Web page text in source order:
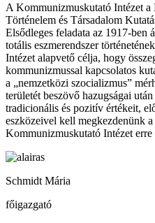
A Kommunizmuskutató Intézet a
Történelem és Társadalom
Elsődleges feladata az 1917-ben
totális eszmerendszer
Intézet alapvető célja, hogy
kommunizmussal kapcsolatos
a „nemzetközi szocializmus”
területét beszövő hazugságai
tradicionális és pozitív értékeit,
eszközeivel kell megkezdenünk
Kommunizmuskutató Intézet
Schmidt Mária
főigazgató